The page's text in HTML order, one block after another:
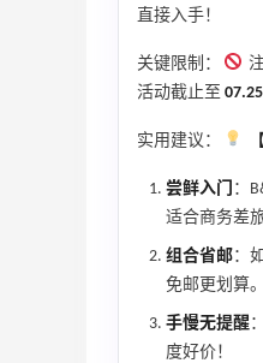
直接入手！
关键限制：
活动截止至 07.25
实用建议：
尝鲜入门
：
适合商务差
组合省邮：
免邮更划算
手慢无提醒
度好价！
Mac
最高2%返
6074人成
30%返利
54人获得
最高2%返